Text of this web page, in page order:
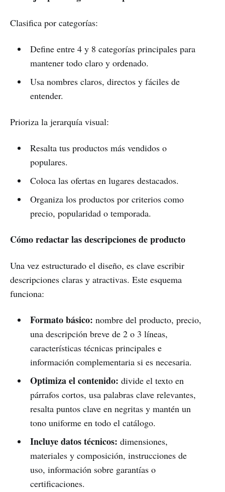
Clasifica por categorías:
Define entre 4 y 8 categorías principales para
mantener todo claro y ordenado.
Usa nombres claros, directos y fáciles de
entender.
Prioriza la jerarquía visual:
Resalta tus productos más vendidos o
populares.
Coloca las ofertas en lugares destacados.
Organiza los productos por criterios como
precio, popularidad o temporada.
Cómo redactar las descripciones de producto
Una vez estructurado el diseño, es clave escribir
descripciones claras y atractivas. Este esquema
funciona:
Formato básico: nombre del producto, precio,
una descripción breve de 2 o 3 líneas,
características técnicas principales e
información complementaria si es necesaria.
Optimiza el contenido: divide el texto en
párrafos cortos, usa palabras clave relevantes,
resalta puntos clave en negritas y mantén un
tono uniforme en todo el catálogo.
Incluye datos técnicos: dimensiones,
materiales y composición, instrucciones de
uso, información sobre garantías o
certificaciones.